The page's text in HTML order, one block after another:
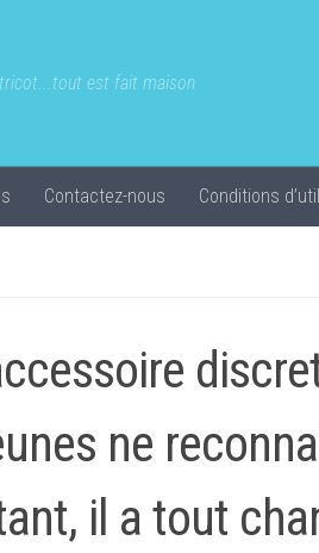
est fait maison
Contactez-nous Conditions
ne
il a tout